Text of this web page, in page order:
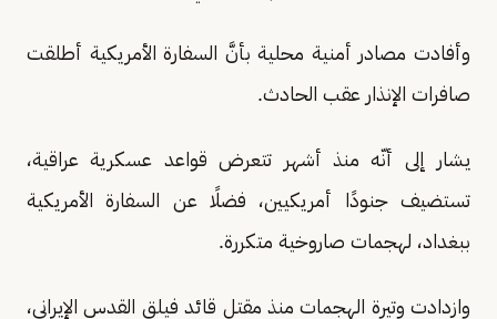
وأفادت مصادر أمنية محلية بأنَّ السفارة الأمريكية أطلقت
صافرات الإنذار عقب الحادث.
يشار إلى أنّه منذ أشهر تتعرض قواعد عسكرية عراقية،
تستضيف جنودًا أمريكيين، فضلًا عن السفارة الأمريكية
ببغداد، لهجمات صاروخية متكررة.
وازدادت وتيرة الهجمات منذ مقتل قائد فيلق القدس الإيراني،